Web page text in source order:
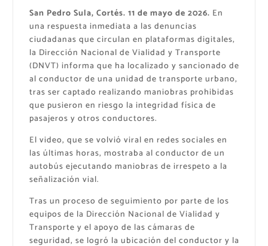
San Pedro Sula, Cortés. 11 de mayo de 2026. En
una respuesta inmediata a las denuncias
ciudadanas que circulan en plataformas digitales,
la Dirección Nacional de Vialidad y Transporte
(DNVT) informa que ha localizado y sancionado de
al conductor de una unidad de transporte urbano,
tras ser captado realizando maniobras prohibidas
que pusieron en riesgo la integridad física de
pasajeros y otros conductores.
​El video, que se volvió viral en redes sociales en
las últimas horas, mostraba al conductor de un
autobús ejecutando maniobras de irrespeto a la
señalización vial.
​Tras un proceso de seguimiento por parte de los
equipos de la Dirección Nacional de Vialidad y
Transporte y el apoyo de las cámaras de
seguridad, se logró la ubicación del conductor y la